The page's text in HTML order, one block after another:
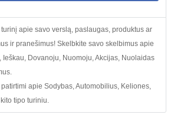
apie savo verslą, paslaugas, produktus ar
ir pranešimus! Skelbkite savo skelbimus apie
Ieškau, Dovanoju, Nuomoju, Akcijas, Nuolaidas
apie Sodybas, Automobilius, Keliones,
tipo turiniu.